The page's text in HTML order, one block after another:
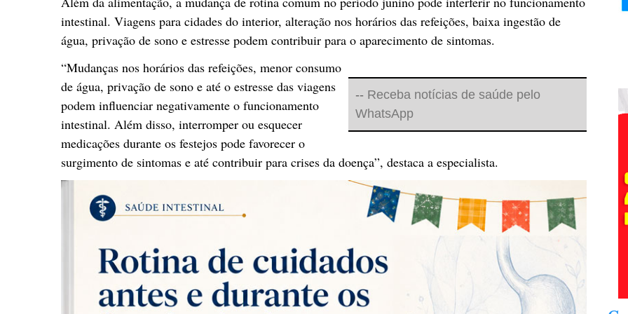
intestinal. Viagens para cidades do interior, alteração nos horários das refeições, baixa ingestão de
água, privação de sono e estresse podem contribuir para o aparecimento de sintomas.
-- Receba notícias de saúde pelo
WhatsApp
“Mudanças nos horários das refeições, menor consumo
de água, privação de sono e até o estresse das viagens
podem influenciar negativamente o funcionamento
intestinal. Além disso, interromper ou esquecer
medicações durante os festejos pode favorecer o
surgimento de sintomas e até contribuir para crises da doença”, destaca a especialista.